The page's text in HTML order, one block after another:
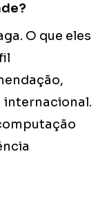
O que eles
internacional.